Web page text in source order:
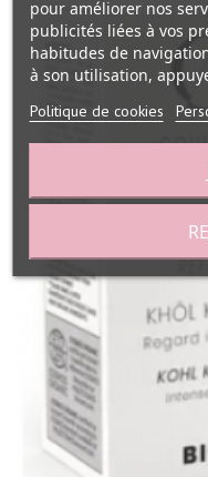
pour améliorer nos
publicités liées à vos
habitudes de
à son utilisation,
Politique de cookies